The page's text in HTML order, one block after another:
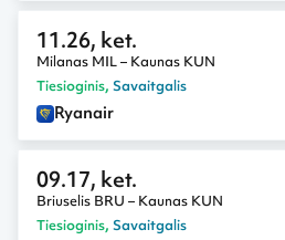
11.26, ket.
Milanas MIL – Kaunas KUN
Tiesioginis, Savaitgalis
Ryanair
09.17, ket.
Briuselis BRU – Kaunas KUN
Tiesioginis, Savaitgalis